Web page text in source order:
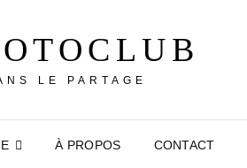
LE PARTAGE
À PROPOS CONTACT